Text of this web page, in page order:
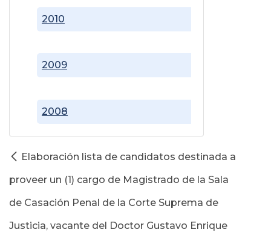
2008
2009
2010
Elaboración lista de candidatos destinada a
proveer un (1) cargo de Magistrado de la Sala
de Casación Penal de la Corte Suprema de
Justicia, vacante del Doctor Gustavo Enrique